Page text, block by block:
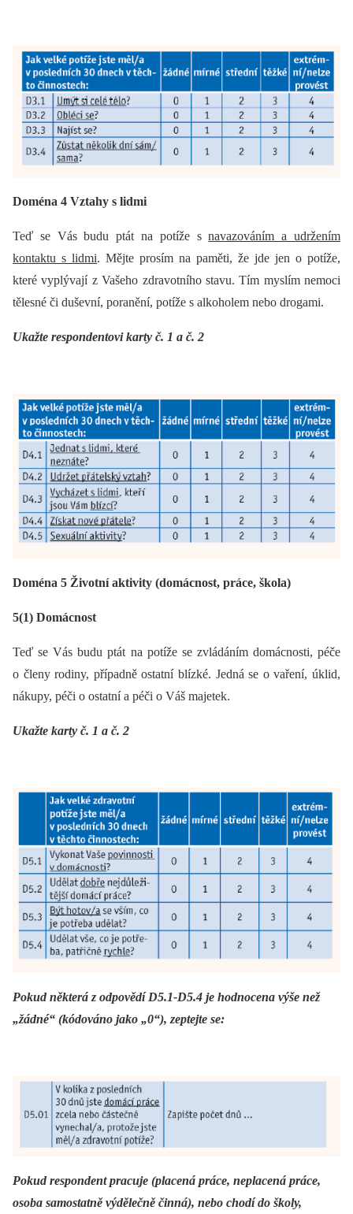
Doména 4 Vztahy s lidmi
Teď se Vás budu ptát na potíže snavazováním a udržením
kontaktu s lidmi. Mějte prosím na paměti, že jde jen o potíže,
které vyplývají z Vašeho zdravotního stavu. Tím myslím nemoci
tělesné či duševní, poranění, potíže s alkoholem nebo drogami.
Ukažte respondentovi karty č. 1 a č. 2
Doména 5 Životní aktivity (domácnost, práce, škola)
5(1) Domácnost
Teď se Vás budu ptát na potíže se zvládáním domácnosti, péče
o členy rodiny, případně ostatní blízké. Jedná se o vaření, úklid,
nákupy, péči o ostatní a péči o Váš majetek.
Ukažte karty č. 1 a č. 2
Pokud některá z odpovědí D5.1-D5.4 je hodnocena výše než
„žádné“ (kódováno jako „0“), zeptejte se:
Pokud respondent pracuje (placená práce, neplacená práce,
osoba samostatně výdělečně činná), nebo chodí do školy,